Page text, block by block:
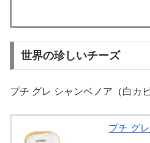
世界の珍しいチーズ
プチ グレ シャンベノア（白カビ
プチ グ